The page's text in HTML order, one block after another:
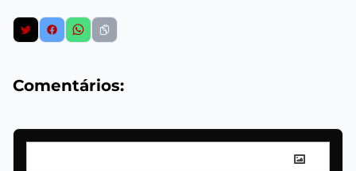
Comentários: